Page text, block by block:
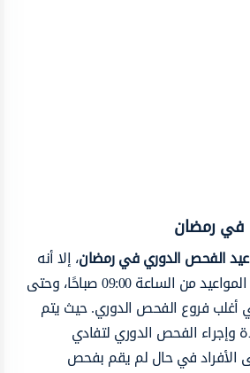
في رمضان
الفحص الدوري في رمضان، إلا أنه
كما جرت العادة تكون المواعيد من الساعة 09:00 صباحًا، وحتى
عصرٍا في أغلب فروع الفحص الدوري. حيث يتم
وإجراء الفحص الدوري لتفادي
الأفراد في حال لم يقم بفحص